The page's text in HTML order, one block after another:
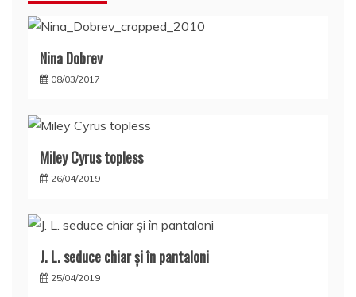
Nina Dobrev
08/03/2017
Miley Cyrus topless
26/04/2019
J. L. seduce chiar şi în pantaloni
25/04/2019